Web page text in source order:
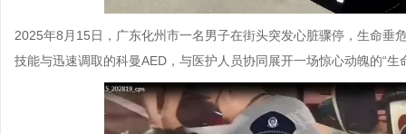
2025年8月15日，广东化州市一名男子在街头突发心脏骤停，生命垂
技能与迅速调取的科曼AED，与医护人员协同展开一场惊心动魄的“